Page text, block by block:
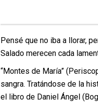
Pensé que no iba a llorar,
Salado merecen cada
“Montes de María”
sangra. Tratándose de la
el libro de Daniel Ángel